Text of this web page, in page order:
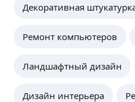
Декоративная
Ремонт компьютеров
Ландшафтный дизайн
Дизайн интерьера